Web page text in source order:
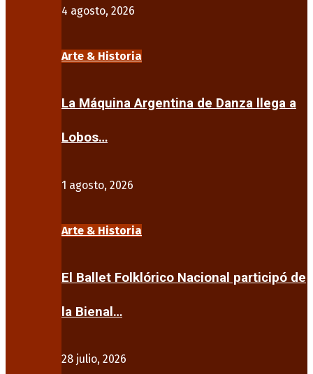
4 agosto, 2026
Arte & Historia
La Máquina Argentina de Danza llega a
Lobos…
1 agosto, 2026
Arte & Historia
El Ballet Folklórico Nacional participó de
la Bienal…
28 julio, 2026